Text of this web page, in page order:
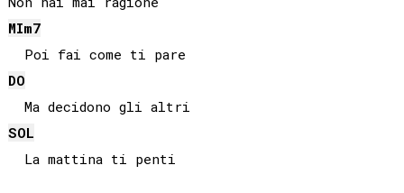
MIm7
DO
SOL
  La mattina ti penti